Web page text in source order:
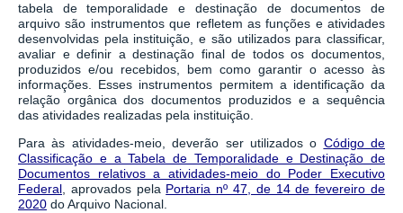
tabela de temporalidade e destinação de documentos de
arquivo são instrumentos que refletem as funções e atividades
desenvolvidas pela instituição, e são utilizados para classificar,
avaliar e definir a destinação final de todos os documentos,
produzidos e/ou recebidos, bem como garantir o acesso às
informações. Esses instrumentos permitem a identificação da
relação orgânica dos documentos produzidos e a sequência
das atividades realizadas pela instituição.
Para às atividades-meio, deverão ser utilizados o Código de
Classificação e a Tabela de Temporalidade e Destinação de
Documentos relativos a atividades-meio do Poder Executivo
Federal, aprovados pela Portaria nº 47, de 14 de fevereiro de
2020 do Arquivo Nacional.